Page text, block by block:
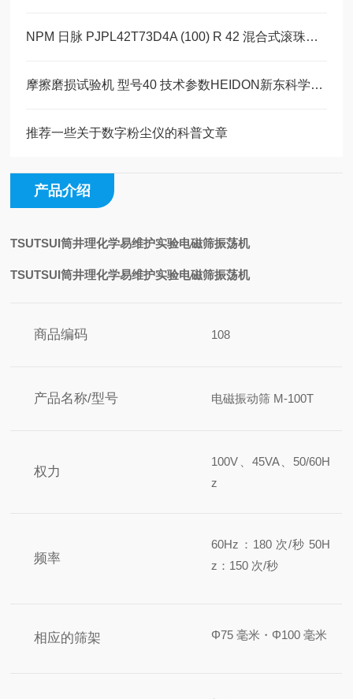
NPM 日脉 PJPL42T73D4A (100) R 42 混合式滚珠丝杆直线步进电机
摩擦磨损试验机 型号40 技术参数HEIDON新东科学玉崎科学仪器代理现货供应
推荐一些关于数字粉尘仪的科普文章
产品介绍
TSUTSUI筒井理化学易维护实验电磁筛振荡机
TSUTSUI筒井理化学易维护实验电磁筛振荡机
商品编码 108
产品名称/型号 电磁振动筛 M-100T
权力
100V、45VA、50/60H
z
频率
60Hz：180 次/秒 50H
z：150 次/秒
相应的筛架 Φ75 毫米・Φ100 毫米